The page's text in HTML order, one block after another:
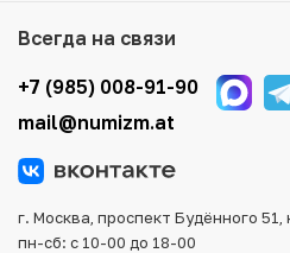
того, возможен самовывоз
Для вашего удобства
оплаты и доставки заказа. Все
тщательно упаковываются,
Всегда на связи
+7 (985) 008-91-90
mail@numizm.at
г. Москва, проспект Будённого 51,
пн-сб: с 10-00 до 18-00